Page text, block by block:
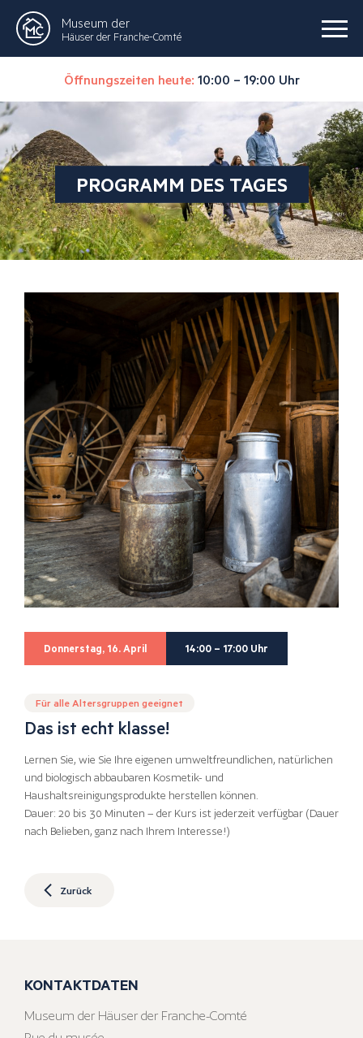
Museum der
Häuser der Franche-Comté
Öffnungszeiten heute: 10:00 – 19:00 Uhr
PROGRAMM DES TAGES
Donnerstag, 16. April 14:00 – 17:00 Uhr
Für alle Altersgruppen geeignet
Das ist echt klasse!
Lernen Sie, wie Sie Ihre eigenen umweltfreundlichen, natürlichen
und biologisch abbaubaren Kosmetik- und
Haushaltsreinigungsprodukte herstellen können.
Dauer: 20 bis 30 Minuten – der Kurs ist jederzeit verfügbar (Dauer
nach Belieben, ganz nach Ihrem Interesse!)
Zurück
KONTAKTDATEN
Museum der Häuser der Franche-Comté